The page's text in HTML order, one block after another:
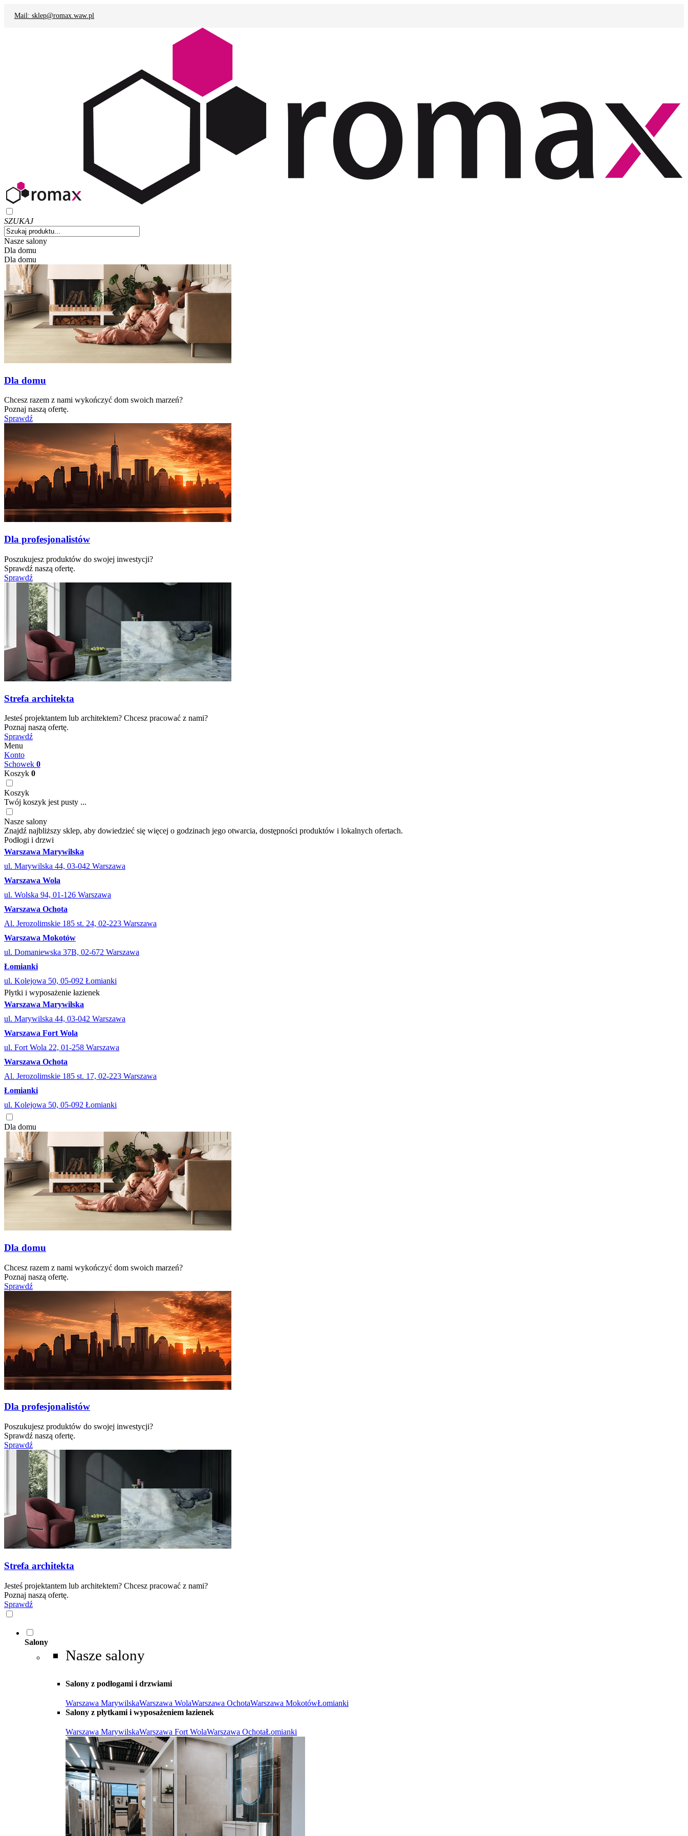
Mail: sklep@romax.waw.pl
SZUKAJ
Nasze salony
Dla domu
Dla domu
Dla domu
Chcesz razem z nami wykończyć dom swoich marzeń?
Poznaj naszą ofertę.
Sprawdź
Dla profesjonalistów
Poszukujesz produktów do swojej inwestycji?
Sprawdź naszą ofertę.
Sprawdź
Strefa architekta
Jesteś projektantem lub architektem? Chcesz pracować z nami?
Poznaj naszą ofertę.
Sprawdź
Menu
Konto
Schowek 0
Koszyk 0
Koszyk
Twój koszyk jest pusty ...
Nasze salony
Znajdź najbliższy sklep, aby dowiedzieć się więcej o godzinach jego otwarcia, dostępności produktów i lokalnych ofertach.
Podłogi i drzwi
Warszawa Marywilska
ul. Marywilska 44, 03-042 Warszawa
Warszawa Wola
ul. Wolska 94, 01-126 Warszawa
Warszawa Ochota
Al. Jerozolimskie 185 st. 24, 02-223 Warszawa
Warszawa Mokotów
ul. Domaniewska 37B, 02-672 Warszawa
Łomianki
ul. Kolejowa 50, 05-092 Łomianki
Płytki i wyposażenie łazienek
Warszawa Marywilska
ul. Marywilska 44, 03-042 Warszawa
Warszawa Fort Wola
ul. Fort Wola 22, 01-258 Warszawa
Warszawa Ochota
Al. Jerozolimskie 185 st. 17, 02-223 Warszawa
Łomianki
ul. Kolejowa 50, 05-092 Łomianki
Dla domu
Dla domu
Chcesz razem z nami wykończyć dom swoich marzeń?
Poznaj naszą ofertę.
Sprawdź
Dla profesjonalistów
Poszukujesz produktów do swojej inwestycji?
Sprawdź naszą ofertę.
Sprawdź
Strefa architekta
Jesteś projektantem lub architektem? Chcesz pracować z nami?
Poznaj naszą ofertę.
Sprawdź
Salony
Nasze salony
Salony z podłogami i drzwiami
Warszawa MarywilskaWarszawa WolaWarszawa OchotaWarszawa MokotówŁomianki
Salony z płytkami i wyposażeniem łazienek
Warszawa MarywilskaWarszawa Fort WolaWarszawa OchotaŁomianki